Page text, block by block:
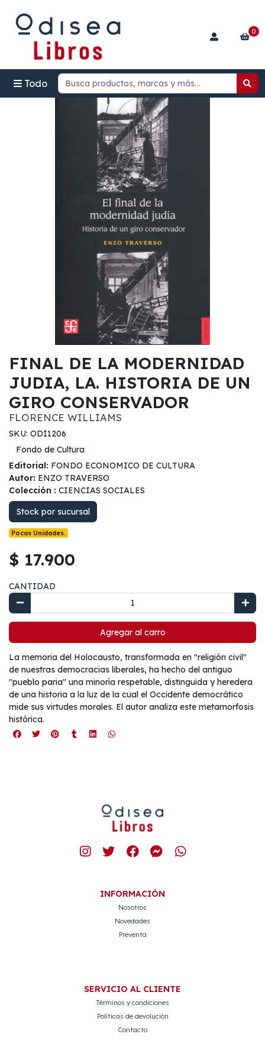
Todo
0
FINAL DE LA MODERNIDAD
JUDIA, LA. HISTORIA DE UN
GIRO CONSERVADOR
FLORENCE WILLIAMS
SKU: ODI1206
Fondo de Cultura
Editorial: FONDO ECONOMICO DE CULTURA
Autor: ENZO TRAVERSO
Colección : CIENCIAS SOCIALES
Stock por sucursal
Pocas Unidades.
$ 17.900
CANTIDAD
Agregar al carro
La memoria del Holocausto, transformada en "religión civil"
de nuestras democracias liberales, ha hecho del antiguo
"pueblo paria" una minoría respetable, distinguida y heredera
de una historia a la luz de la cual el Occidente democrático
mide sus virtudes morales. El autor analiza este metamorfosis
histórica.
INFORMACIÓN
Nosotros
Novedades
Preventa
SERVICIO AL CLIENTE
Términos y condiciones
Políticas de devolución
Contacto